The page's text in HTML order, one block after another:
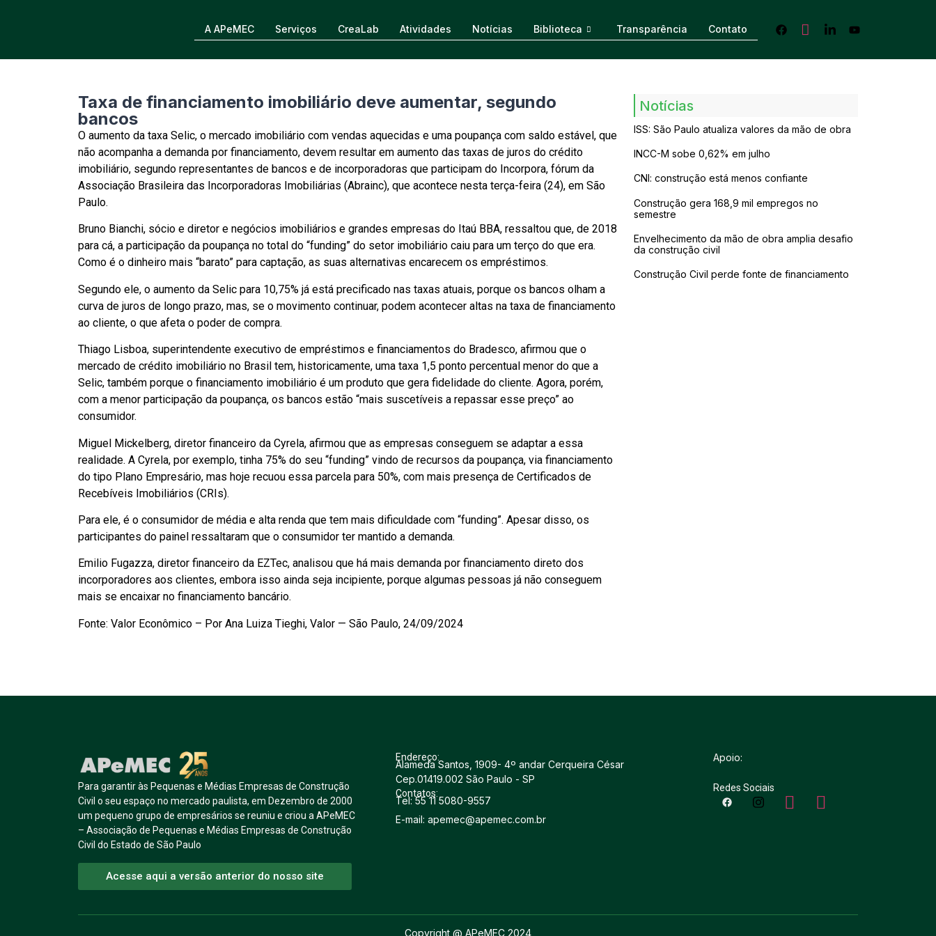
A APeMEC Serviços CreaLab Atividades Notícias Biblioteca Transparência Contato
Taxa de financiamento imobiliário deve aumentar, segundo
bancos
O aumento da taxa Selic, o mercado imobiliário com vendas aquecidas e uma poupança com saldo estável, que
não acompanha a demanda por financiamento, devem resultar em aumento das taxas de juros do crédito
imobiliário, segundo representantes de bancos e de incorporadoras que participam do Incorpora, fórum da
Associação Brasileira das Incorporadoras Imobiliárias (Abrainc), que acontece nesta terça-feira (24), em São
Paulo.
Bruno Bianchi, sócio e diretor e negócios imobiliários e grandes empresas do Itaú BBA, ressaltou que, de 2018
para cá, a participação da poupança no total do “funding” do setor imobiliário caiu para um terço do que era.
Como é o dinheiro mais “barato” para captação, as suas alternativas encarecem os empréstimos.
Segundo ele, o aumento da Selic para 10,75% já está precificado nas taxas atuais, porque os bancos olham a
curva de juros de longo prazo, mas, se o movimento continuar, podem acontecer altas na taxa de financiamento
ao cliente, o que afeta o poder de compra.
Thiago Lisboa, superintendente executivo de empréstimos e financiamentos do Bradesco, afirmou que o
mercado de crédito imobiliário no Brasil tem, historicamente, uma taxa 1,5 ponto percentual menor do que a
Selic, também porque o financiamento imobiliário é um produto que gera fidelidade do cliente. Agora, porém,
com a menor participação da poupança, os bancos estão “mais suscetíveis a repassar esse preço” ao
consumidor.
Miguel Mickelberg, diretor financeiro da Cyrela, afirmou que as empresas conseguem se adaptar a essa
realidade. A Cyrela, por exemplo, tinha 75% do seu “funding” vindo de recursos da poupança, via financiamento
do tipo Plano Empresário, mas hoje recuou essa parcela para 50%, com mais presença de Certificados de
Recebíveis Imobiliários (CRIs).
Para ele, é o consumidor de média e alta renda que tem mais dificuldade com “funding”. Apesar disso, os
participantes do painel ressaltaram que o consumidor ter mantido a demanda.
Emilio Fugazza, diretor financeiro da EZTec, analisou que há mais demanda por financiamento direto dos
incorporadores aos clientes, embora isso ainda seja incipiente, porque algumas pessoas já não conseguem
mais se encaixar no financiamento bancário.
Fonte: Valor Econômico – Por Ana Luiza Tieghi, Valor — São Paulo, 24/09/2024
Notícias
ISS: São Paulo atualiza valores da mão de obra
INCC-M sobe 0,62% em julho
CNI: construção está menos confiante
Construção gera 168,9 mil empregos no
semestre
Envelhecimento da mão de obra amplia desafio
da construção civil
Construção Civil perde fonte de financiamento
Para garantir às Pequenas e Médias Empresas de Construção
Civil o seu espaço no mercado paulista, em Dezembro de 2000
um pequeno grupo de empresários se reuniu e criou a APeMEC
– Associação de Pequenas e Médias Empresas de Construção
Civil do Estado de São Paulo
Acesse aqui a versão anterior do nosso site
Endereço:
Alameda Santos, 1909- 4º andar Cerqueira César
Cep.01419.002 São Paulo - SP
Contatos:
Tel: 55 11 5080-9557
E-mail: apemec@apemec.com.br
Apoio:
Redes Sociais
Copyright @ APeMEC 2024